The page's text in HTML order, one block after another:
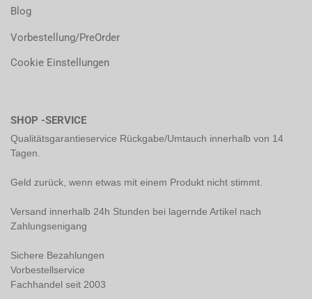
Blog
Vorbestellung/PreOrder
Cookie Einstellungen
SHOP -SERVICE
Qualitätsgarantieservice Rückgabe/Umtauch innerhalb von 14
Tagen.
Geld zurück, wenn etwas mit einem Produkt nicht stimmt.
Versand innerhalb 24h Stunden bei lagernde Artikel nach
Zahlungsenigang
Sichere Bezahlungen
Vorbestellservice
Fachhandel seit 2003